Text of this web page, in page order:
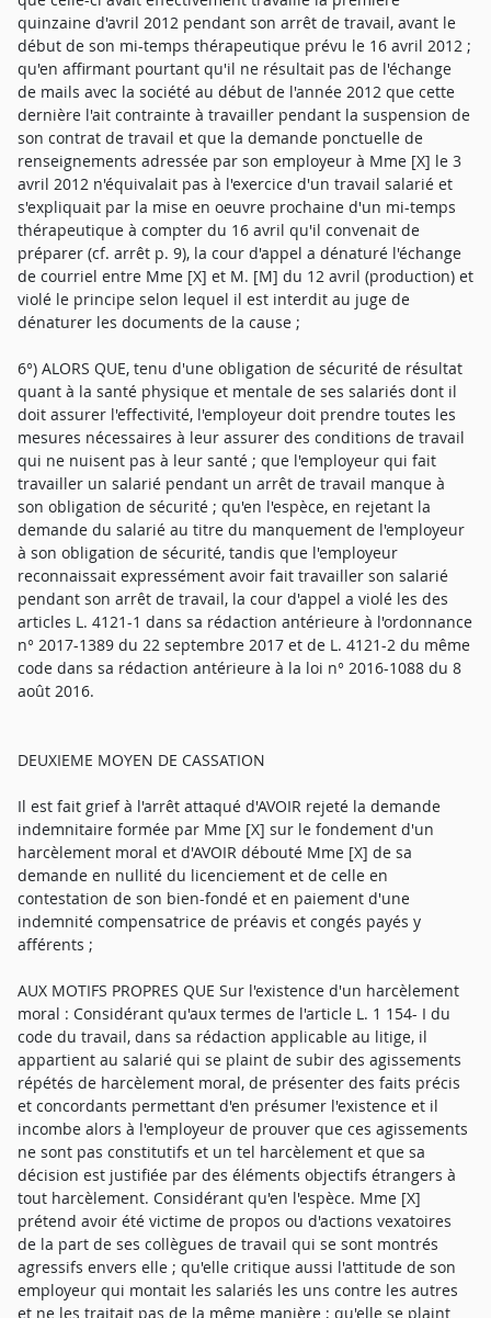
quinzaine d'avril 2012 pendant son arrêt de travail, avant le
début de son mi-temps thérapeutique prévu le 16 avril 2012 ;
qu'en affirmant pourtant qu'il ne résultait pas de l'échange
de mails avec la société au début de l'année 2012 que cette
dernière l'ait contrainte à travailler pendant la suspension de
son contrat de travail et que la demande ponctuelle de
renseignements adressée par son employeur à Mme [X] le 3
avril 2012 n'équivalait pas à l'exercice d'un travail salarié et
s'expliquait par la mise en oeuvre prochaine d'un mi-temps
thérapeutique à compter du 16 avril qu'il convenait de
préparer (cf. arrêt p. 9), la cour d'appel a dénaturé l'échange
de courriel entre Mme [X] et M. [M] du 12 avril (production) et
violé le principe selon lequel il est interdit au juge de
dénaturer les documents de la cause ;
6°) ALORS QUE, tenu d'une obligation de sécurité de résultat
quant à la santé physique et mentale de ses salariés dont il
doit assurer l'effectivité, l'employeur doit prendre toutes les
mesures nécessaires à leur assurer des conditions de travail
qui ne nuisent pas à leur santé ; que l'employeur qui fait
travailler un salarié pendant un arrêt de travail manque à
son obligation de sécurité ; qu'en l'espèce, en rejetant la
demande du salarié au titre du manquement de l'employeur
à son obligation de sécurité, tandis que l'employeur
reconnaissait expressément avoir fait travailler son salarié
pendant son arrêt de travail, la cour d'appel a violé les des
articles L. 4121-1 dans sa rédaction antérieure à l'ordonnance
n° 2017-1389 du 22 septembre 2017 et de L. 4121-2 du même
code dans sa rédaction antérieure à la loi n° 2016-1088 du 8
août 2016.
DEUXIEME MOYEN DE CASSATION
Il est fait grief à l'arrêt attaqué d'AVOIR rejeté la demande
indemnitaire formée par Mme [X] sur le fondement d'un
harcèlement moral et d'AVOIR débouté Mme [X] de sa
demande en nullité du licenciement et de celle en
contestation de son bien-fondé et en paiement d'une
indemnité compensatrice de préavis et congés payés y
afférents ;
AUX MOTIFS PROPRES QUE Sur l'existence d'un harcèlement
moral : Considérant qu'aux termes de l'article L. 1 154- I du
code du travail, dans sa rédaction applicable au litige, il
appartient au salarié qui se plaint de subir des agissements
répétés de harcèlement moral, de présenter des faits précis
et concordants permettant d'en présumer l'existence et il
incombe alors à l'employeur de prouver que ces agissements
ne sont pas constitutifs et un tel harcèlement et que sa
décision est justifiée par des éléments objectifs étrangers à
tout harcèlement. Considérant qu'en l'espèce. Mme [X]
prétend avoir été victime de propos ou d'actions vexatoires
de la part de ses collègues de travail qui se sont montrés
agressifs envers elle ; qu'elle critique aussi l'attitude de son
employeur qui montait les salariés les uns contre les autres
et ne les traitait pas de la même manière ; qu'elle se plaint